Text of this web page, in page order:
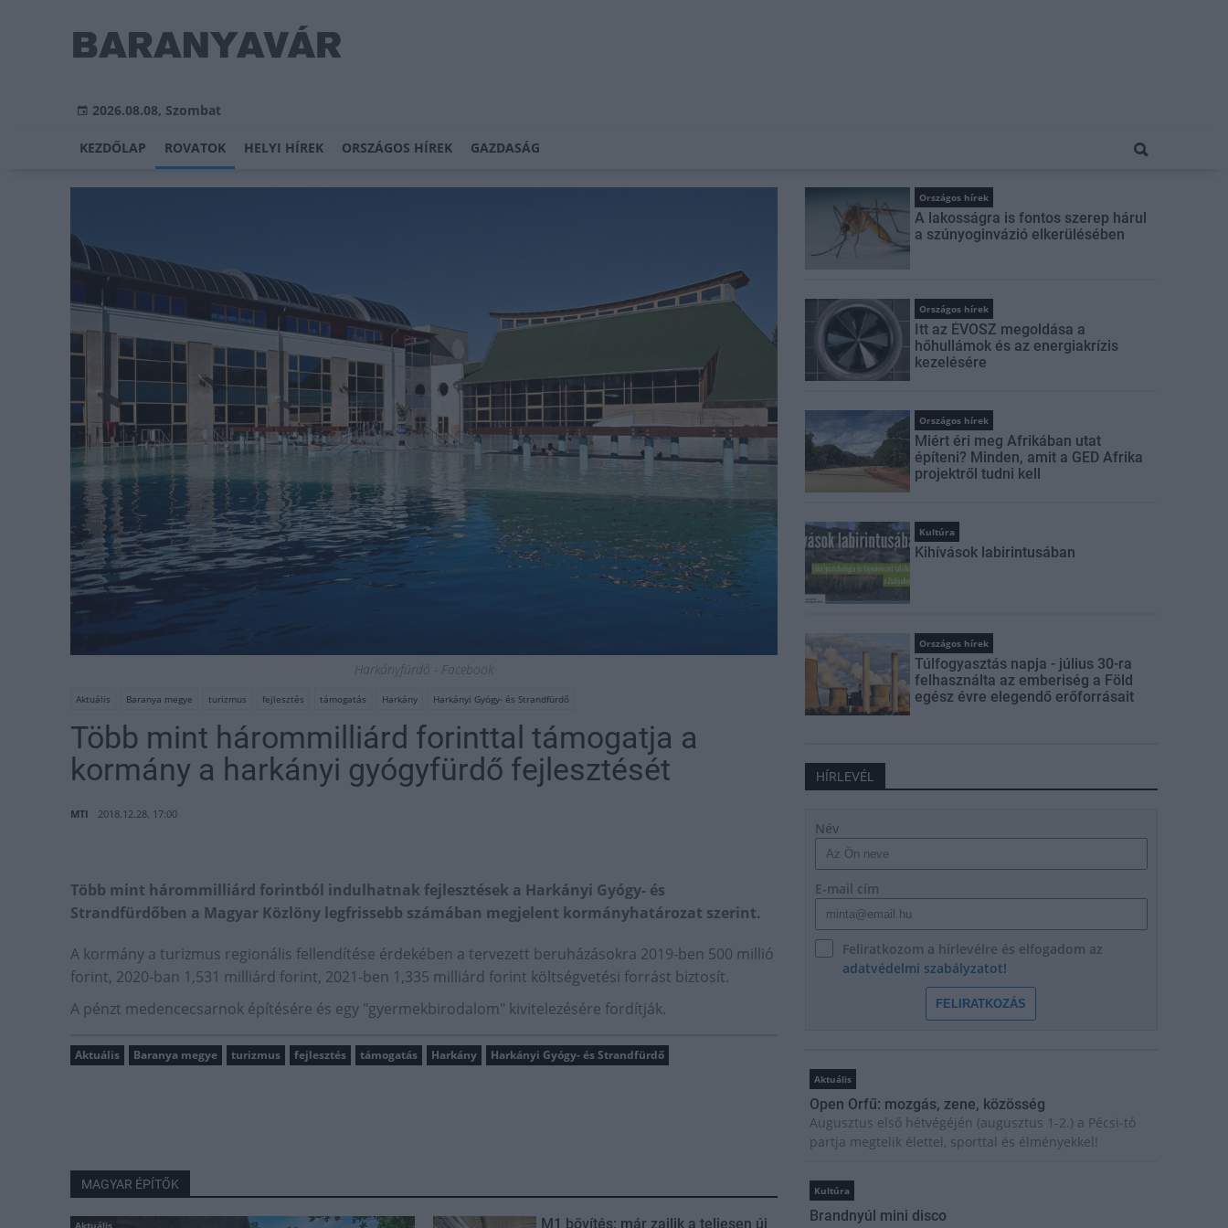
2026.08.08, Szombat
KEZDŐLAP ROVATOK HELYI HÍREK ORSZÁGOS HÍREK GAZDASÁG
Harkányfürdő - Facebook
Aktuális Baranya megye turizmus fejlesztés támogatás Harkány Harkányi Gyógy- és Strandfürdő
Több mint hárommilliárd forinttal támogatja a
kormány a harkányi gyógyfürdő fejlesztését
MTI 2018.12.28. 17:00
Több mint hárommilliárd forintból indulhatnak fejlesztések a Harkányi Gyógy- és
Strandfürdőben a Magyar Közlöny legfrissebb számában megjelent kormányhatározat szerint.
A kormány a turizmus regionális fellendítése érdekében a tervezett beruházásokra 2019-ben 500 millió
forint, 2020-ban 1,531 milliárd forint, 2021-ben 1,335 milliárd forint költségvetési forrást biztosít.
A pénzt medencecsarnok építésére és egy "gyermekbirodalom" kivitelezésére fordítják.
Aktuális Baranya megye turizmus fejlesztés támogatás Harkány Harkányi Gyógy- és Strandfürdő
MAGYAR ÉPÍTŐK
Aktuális
M1 bővítés: már zajlik a teljesen új
Országos hírek
A lakosságra is fontos szerep hárul
a szúnyoginvázió elkerülésében
Országos hírek
Itt az ÉVOSZ megoldása a
hőhullámok és az energiakrízis
kezelésére
Országos hírek
Miért éri meg Afrikában utat
építeni? Minden, amit a GED Afrika
projektről tudni kell
Kultúra
Kihívások labirintusában
Országos hírek
Túlfogyasztás napja - július 30-ra
felhasználta az emberiség a Föld
egész évre elegendő erőforrásait
HÍRLEVÉL
Név
E-mail cím
Feliratkozom a hírlevélre és elfogadom az
adatvédelmi szabályzatot!
FELIRATKOZÁS
Aktuális
Open Orfű: mozgás, zene, közösség
Augusztus első hétvégéjén (augusztus 1-2.) a Pécsi-tó
partja megtelik élettel, sporttal és élményekkel!
Kultúra
Brandnyúl mini disco